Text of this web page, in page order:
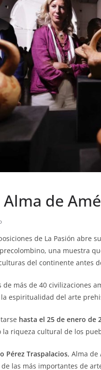
Alma de
de La Pasión abre
una muestra
del continente antes
de más de 40 civilizaciones
espiritualidad del arte
hasta el 25 de enero de
la riqueza cultural de los
Pérez Traspalacios, Alma de
las más importantes de